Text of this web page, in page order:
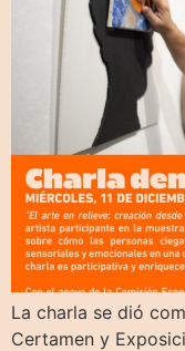
La charla se dió
Certamen y